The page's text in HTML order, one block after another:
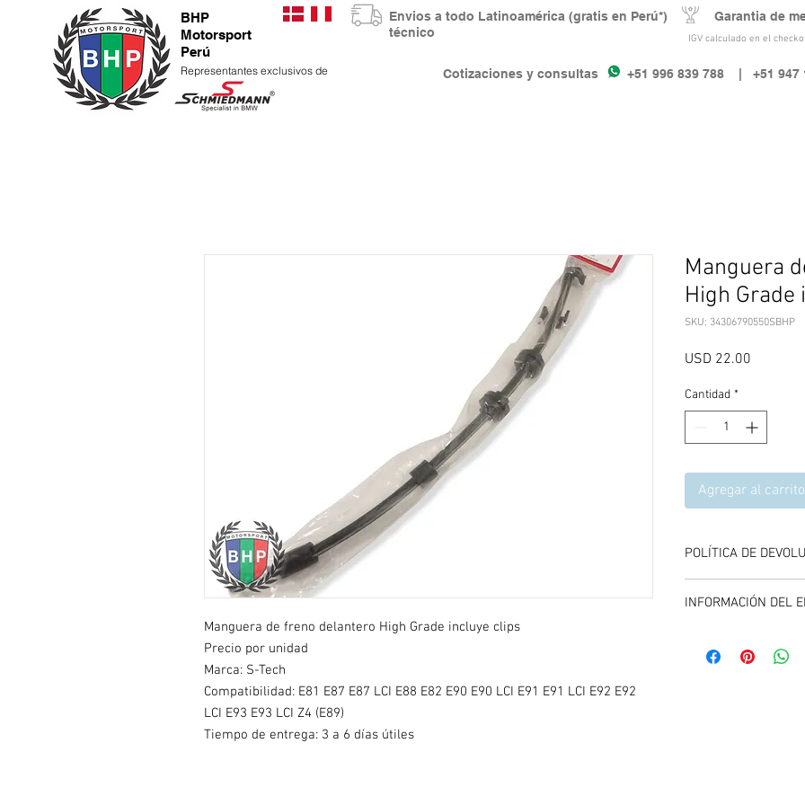
IGV calculado en el
BHP
Motorsport
Perú
Representantes exclusivos de Cotizaciones y consultas +51 996 839 788 | +51 947
Envios a todo Latinoamérica (gratis en Perú*) Garantia de
técnico
Manguera de freno delantero High Grade incluye clips
Precio por unidad
Marca: S-Tech
Compatibilidad: E81 E87 E87 LCI E88 E82 E90 E90 LCI E91 E91 LCI E92 E92
LCI E93 E93 LCI Z4 (E89)
Tiempo de entrega: 3 a 6 días útiles
Manguera
High
SKU: 34306790550SBHP
USD 22.00
Cantidad *
Agregar al carrito
POLÍTICA DE
compra del producto,
INFORMACIÓN DEL
carrito de compras,